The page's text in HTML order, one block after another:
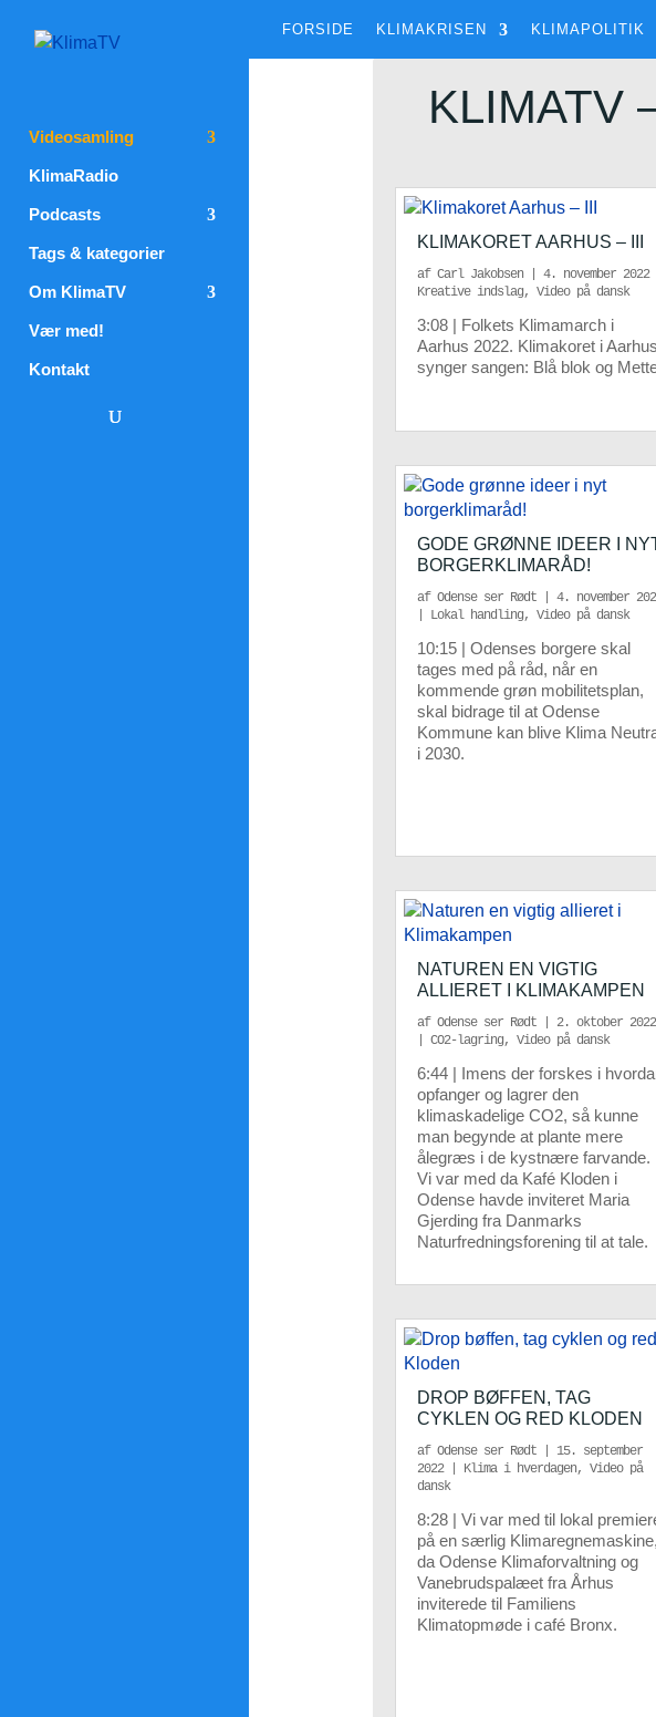
FORSIDE KLIMAKRISEN KLIMAPOLITIK
Videosamling
KlimaRadio
Podcasts
Tags & kategorier
Om KlimaTV
Vær med!
Kontakt
KLIMATV
KLIMAKORET AARHUS – III
af Carl Jakobsen| 4. november 2022|
Kreative indslag, Video på dansk
3:08 | Folkets Klimamarch i
Aarhus 2022. Klimakoret i Aarhus
synger sangen: Blå blok og
GODE GRØNNE IDEER I
BORGERKLIMARÅD!
af Odense ser Rødt| 4. november
Lokal handling, Video på dansk
10:15 | Odenses borgere skal
tages med på råd, når en
kommende grøn mobilitetsplan,
skal bidrage til at Odense
Kommune kan blive Klima
i 2030.
NATUREN EN VIGTIG
ALLIERET I KLIMAKAMPEN
af Odense ser Rødt| 2. oktober 2022
CO2-lagring, Video på dansk
6:44 | Imens der forskes i
opfanger og lagrer den
klimaskadelige CO2, så kunne
man begynde at plante mere
ålegræs i de kystnære farvande.
Vi var med da Kafé Kloden i
Odense havde inviteret Maria
Gjerding fra Danmarks
Naturfredningsforening til at tale.
DROP BØFFEN, TAG
CYKLEN OG RED KLODEN
af Odense ser Rødt| 15. september
2022| Klima i hverdagen, Video på
dansk
8:28 | Vi var med til lokal
på en særlig Klimaregnemaskine,
da Odense Klimaforvaltning og
Vanebrudspalæet fra Århus
inviterede til Familiens
Klimatopmøde i café Bronx.